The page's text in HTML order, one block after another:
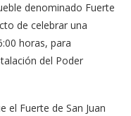
denominado Fuerte
de celebrar una
horas, para
del Poder
el Fuerte de San Juan